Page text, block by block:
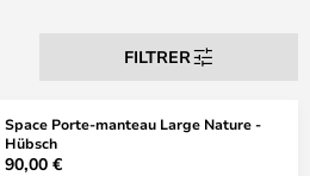
FILTRER
Space Porte-manteau Large Nature -
Hübsch
90,00 €